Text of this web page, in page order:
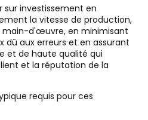
sur investissement en
la vitesse de production,
main-d'œuvre, en minimisant
dû aux erreurs et en assurant
et de haute qualité qui
et la réputation de la
requis pour ces